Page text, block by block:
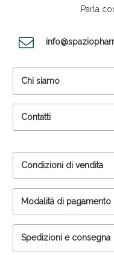
Parla
Chi siamo
Contatti
Condizioni di vendita
Modalità di pagamento
Spedizioni e consegna